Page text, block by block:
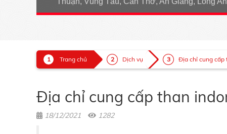
Trang chủ Dịch vụ Địa chỉ cung cấp
Địa chỉ cung cấp than
18/12/2021 1282